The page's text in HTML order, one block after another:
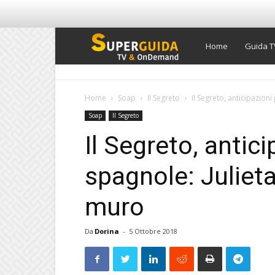
Super
Home Guida
Home Soap Il Segreto Il Segreto,
Soap Il Segreto
Il Segreto,
spagnole:
muro
Da Dorina - 5 Ottobre 2018